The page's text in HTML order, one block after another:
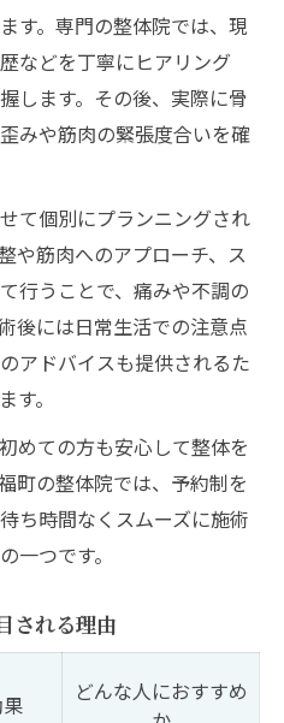
アで実現できる理由
矯正が選ばれる背景
れを一覧でチェック
盤ケアの特徴とは
な通院頻度を知る
から見直す方法
でアプローチする
整体施術の流れ
腰痛対策の効果
フケア方法まとめ
活習慣チェック
目した新しいアプローチ
及ぼす影響とは
整テクニック紹介
骨盤ストレッチ法
す。専門の整体院では、現
などを丁寧にヒアリング
します。その後、実際に骨
みや筋肉の緊張度合いを確
て個別にプランニングされ
や筋肉へのアプローチ、ス
行うことで、痛みや不調の
後には日常生活での注意点
アドバイスも提供されるた
す。
めての方も安心して整体を
町の整体院では、予約制を
ち時間なくスムーズに施術
一つです。
される理由
どんな人におすすめ